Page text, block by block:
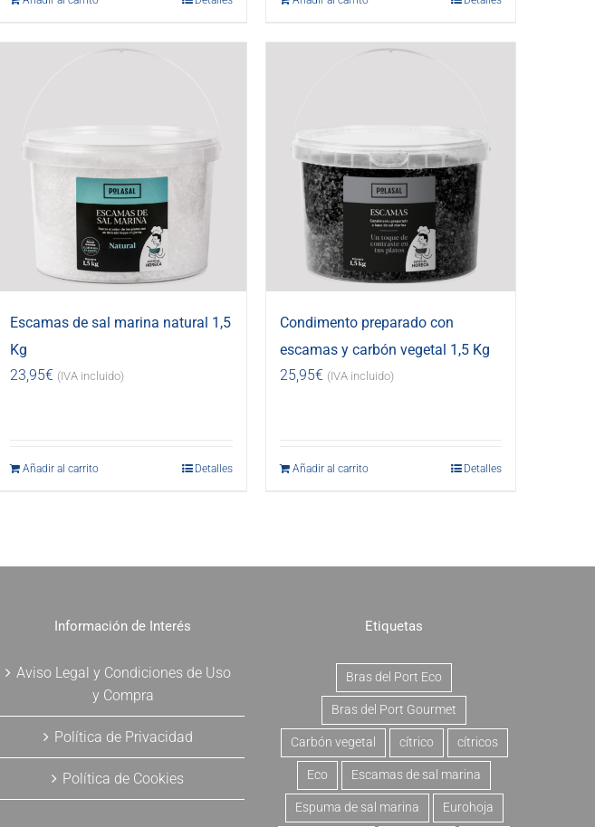
Escamas de sal marina natural 1,5
Kg
23,95€ (IVA incluido)
Añadir al carrito Detalles
Condimento preparado con
escamas y carbón vegetal 1,5 Kg
25,95€ (IVA incluido)
Añadir al carrito Detalles
Información de Interés
Aviso Legal y Condiciones de Uso
y Compra
Política de Privacidad
Política de Cookies
Etiquetas
Bras del Port Eco
Bras del Port Gourmet
Carbón vegetal cítrico cítricos
Eco Escamas de sal marina
Espuma de sal marina Eurohoja